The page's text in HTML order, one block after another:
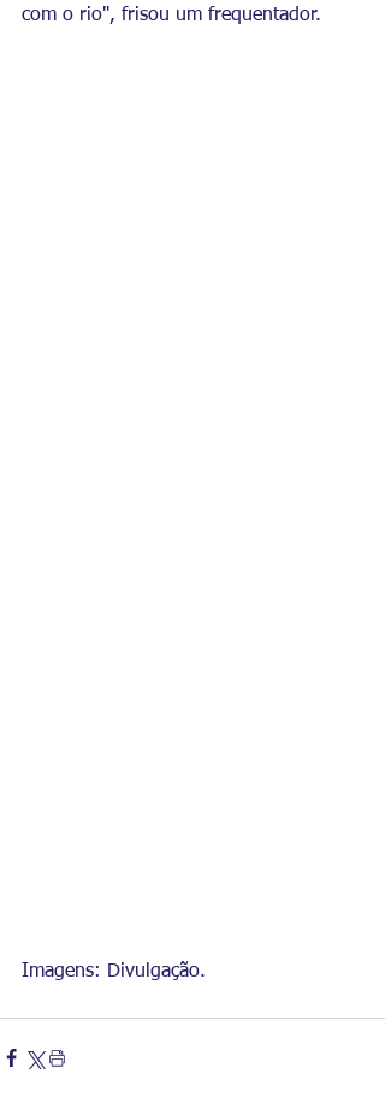
com o rio", frisou um frequentador.
Imagens: Divulgação.